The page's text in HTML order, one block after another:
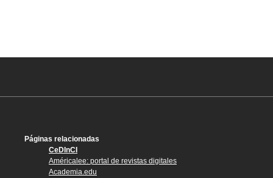
Páginas relacionadas
CeDInCI
Américalee: portal de revistas digitales
Academia.edu